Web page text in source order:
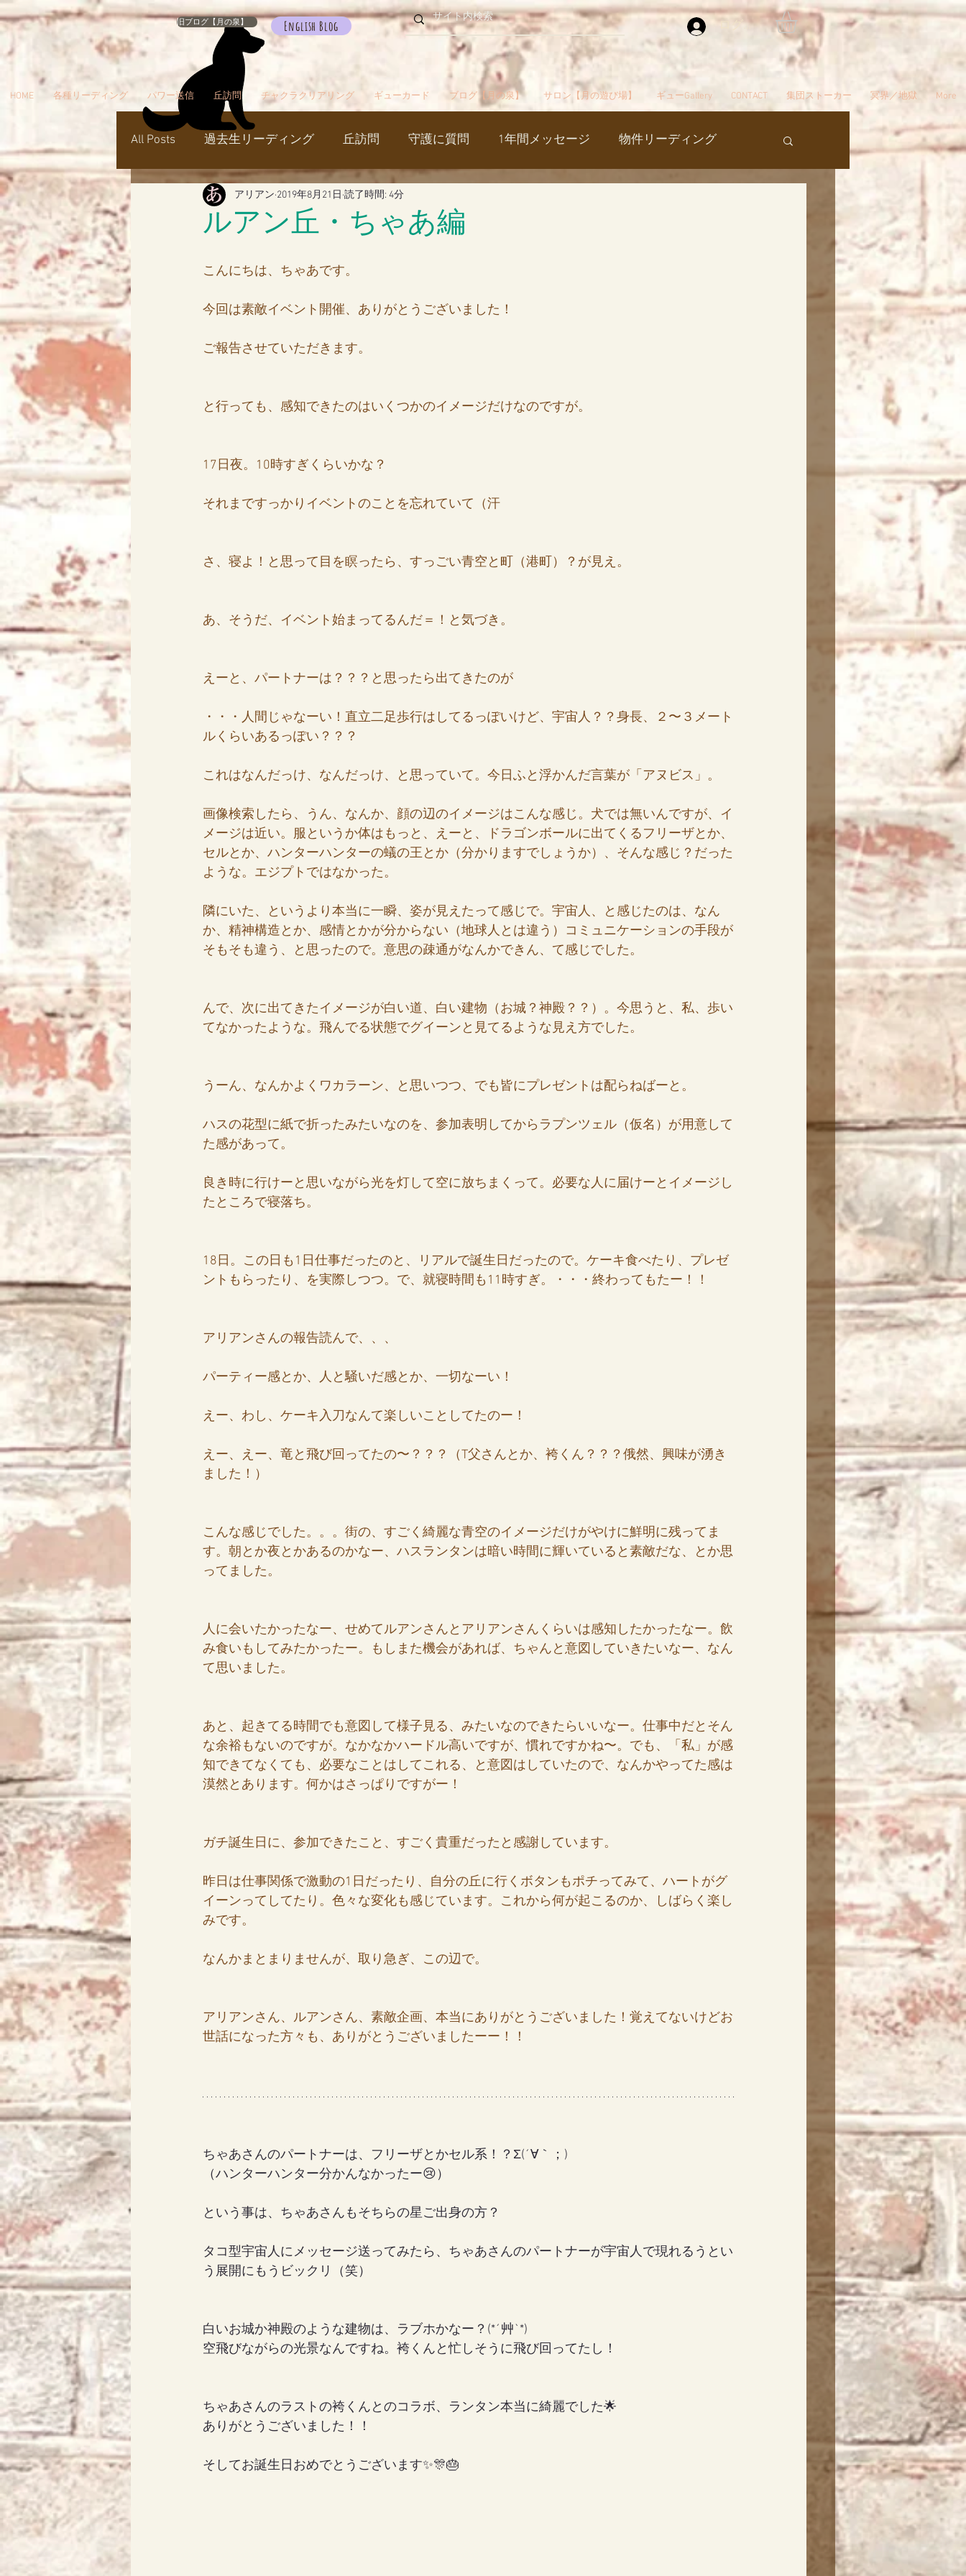
旧ブログ【月の泉】 English Blog ログイン
HOME 各種リーディング パワー送信 丘訪問 チャクラクリアリング ギューカード ブログ【月の泉】 サロン【月の遊び場】 ギューGallery CONTACT 集団ストーカー 冥界／地獄 More
All Posts 過去生リーディング 丘訪問 守護に質問 1年間メッセージ 物件リーディング
パワー送信 冥界 天国 カルマパターン
シャスタ ダンスミュア 覚醒／毒出し 妊娠・出産・不妊
ルアン丘・ちゃあ編
アリアン 2019年8月21日 読了時間: 4分
こんにちは、ちゃあです。
今回は素敵イベント開催、ありがとうございました！
ご報告させていただきます。
と行っても、感知できたのはいくつかのイメージだけなのですが。
17日夜。10時すぎくらいかな？
それまですっかりイベントのことを忘れていて（汗
さ、寝よ！と思って目を瞑ったら、すっごい青空と町（港町）？が見え。
あ、そうだ、イベント始まってるんだ＝！と気づき。
えーと、パートナーは？？？と思ったら出てきたのが
・・・人間じゃなーい！直立二足歩行はしてるっぽいけど、宇宙人？？身長、２〜３メート
ルくらいあるっぽい？？？
これはなんだっけ、なんだっけ、と思っていて。今日ふと浮かんだ言葉が「アヌビス」。
画像検索したら、うん、なんか、顔の辺のイメージはこんな感じ。犬では無いんですが、イ
メージは近い。服というか体はもっと、えーと、ドラゴンボールに出てくるフリーザとか、
セルとか、ハンターハンターの蟻の王とか（分かりますでしょうか）、そんな感じ？だった
ような。エジプトではなかった。
隣にいた、というより本当に一瞬、姿が見えたって感じで。宇宙人、と感じたのは、なん
か、精神構造とか、感情とかが分からない（地球人とは違う）コミュニケーションの手段が
そもそも違う、と思ったので。意思の疎通がなんかできん、て感じでした。
んで、次に出てきたイメージが白い道、白い建物（お城？神殿？？）。今思うと、私、歩い
てなかったような。飛んでる状態でグイーンと見てるような見え方でした。
うーん、なんかよくワカラーン、と思いつつ、でも皆にプレゼントは配らねばーと。
ハスの花型に紙で折ったみたいなのを、参加表明してからラプンツェル（仮名）が用意して
た感があって。
良き時に行けーと思いながら光を灯して空に放ちまくって。必要な人に届けーとイメージし
たところで寝落ち。
18日。この日も1日仕事だったのと、リアルで誕生日だったので。ケーキ食べたり、プレゼ
ントもらったり、を実際しつつ。で、就寝時間も11時すぎ。・・・終わってもたー！！
アリアンさんの報告読んで、、、
パーティー感とか、人と騒いだ感とか、一切なーい！
えー、わし、ケーキ入刀なんて楽しいことしてたのー！
えー、えー、竜と飛び回ってたの〜？？？（T父さんとか、袴くん？？？俄然、興味が湧き
ました！）
こんな感じでした。。。街の、すごく綺麗な青空のイメージだけがやけに鮮明に残ってま
す。朝とか夜とかあるのかなー、ハスランタンは暗い時間に輝いていると素敵だな、とか思
ってました。
人に会いたかったなー、せめてルアンさんとアリアンさんくらいは感知したかったなー。飲
み食いもしてみたかったー。もしまた機会があれば、ちゃんと意図していきたいなー、なん
て思いました。
あと、起きてる時間でも意図して様子見る、みたいなのできたらいいなー。仕事中だとそん
な余裕もないのですが。なかなかハードル高いですが、慣れですかね〜。でも、「私」が感
知できてなくても、必要なことはしてこれる、と意図はしていたので、なんかやってた感は
漠然とあります。何かはさっぱりですがー！
ガチ誕生日に、参加できたこと、すごく貴重だったと感謝しています。
昨日は仕事関係で激動の1日だったり、自分の丘に行くボタンもポチってみて、ハートがグ
イーンってしてたり。色々な変化も感じています。これから何が起こるのか、しばらく楽し
みです。
なんかまとまりませんが、取り急ぎ、この辺で。
アリアンさん、ルアンさん、素敵企画、本当にありがとうございました！覚えてないけどお
世話になった方々も、ありがとうございましたーー！！
ちゃあさんのパートナーは、フリーザとかセル系！？Σ(´∀｀；)
（ハンターハンター分かんなかったー😢）
という事は、ちゃあさんもそちらの星ご出身の方？
タコ型宇宙人にメッセージ送ってみたら、ちゃあさんのパートナーが宇宙人で現れるうとい
う展開にもうビックリ（笑）
白いお城か神殿のような建物は、ラブホかなー？(*´艸`*)
空飛びながらの光景なんですね。袴くんと忙しそうに飛び回ってたし！
ちゃあさんのラストの袴くんとのコラボ、ランタン本当に綺麗でした🌟
ありがとうございました！！
そしてお誕生日おめでとうございます✨🎊🎂